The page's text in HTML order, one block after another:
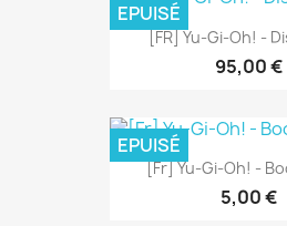
[FR] Yu-Gi-Oh! -
95,00 €
EPUISÉ
[Fr] Yu-Gi-Oh! -
5,00 €
EPUISÉ